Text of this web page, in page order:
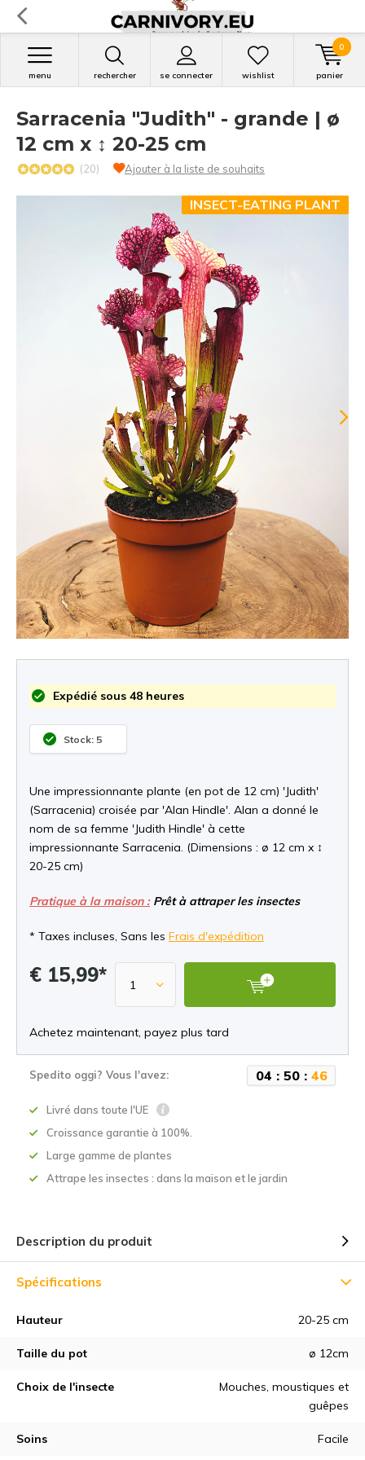
rechercher se connecter
menu wishlist panier
0
Sarracenia "Judith" - grande | ø
12 cm x ↕ 20-25 cm
(20) Ajouter à la liste de souhaits
INSECT-EATING PLANT
Expédié sous 48 heures
Stock: 5
Une impressionnante plante (en pot de 12 cm) 'Judith'
(Sarracenia) croisée par 'Alan Hindle'. Alan a donné le
nom de sa femme 'Judith Hindle' à cette
impressionnante Sarracenia. (Dimensions : ø 12 cm x ↕
20-25 cm)
Pratique à la maison :Prêt à attraper les insectes
* Taxes incluses, Sans les Frais d'expédition
€ 15,99*
Achetez maintenant, payez plus tard
Spedito oggi? Vous l'avez: 04 : 50: 46
Livré dans toute l'UE
Croissance garantie à 100%.
Large gamme de plantes
Attrape les insectes : dans la maison et le jardin
Description du produit
Spécifications
Hauteur 20-25 cm
Taille du pot ø 12cm
Choix de l'insecte
Mouches, moustiques et
guêpes
Soins Facile